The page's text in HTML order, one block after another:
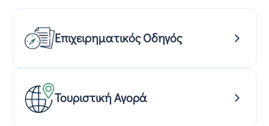
Επιχειρηματικός Οδηγός
Τουριστική Αγορά